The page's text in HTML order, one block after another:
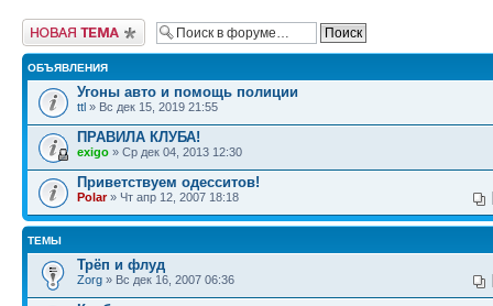
Новая тема
ОБЪЯВЛЕНИЯ
Угоны авто и помощь полиции
ttl » Вс дек 15, 2019 21:55
ПРАВИЛА КЛУБА!
exigo » Ср дек 04, 2013 12:30
Приветствуем одесситов!
Polar» Чт апр 12, 2007 18:18
ТЕМЫ
Трёп и флуд
Zorg » Вс дек 16, 2007 06:36